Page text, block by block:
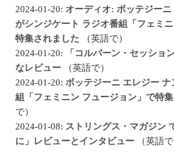
2024-01-20: オーディオ: ボッテジーニ
がシンジケート ラジオ番組「フェミ
特集されました （英語で）
2024-01-20:
「コルバーン・セッショ
なレビュー （英語で）
2024-01-20: ボッテジーニ エレジー
組「フェミニン フュージョン」で特
で）
2024-01-08: ストリングス・マガジン
に」レビューとインタビュー （英語で